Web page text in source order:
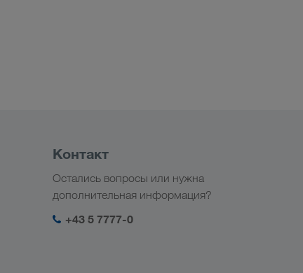
Контакт
Остались вопросы или нужна
дополнительная информация?
+43 5 7777-0